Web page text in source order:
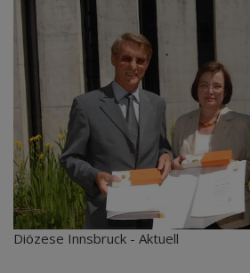
Diözese Innsbruck - Aktuell